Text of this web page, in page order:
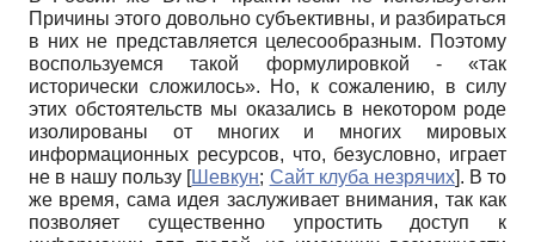
Причины этого довольно субъективны, и разбираться
в них не представляется целесообразным. Поэтому
воспользуемся такой формулировкой - «так
исторически сложилось». Но, к сожалению, в силу
этих обстоятельств мы оказались в некотором роде
изолированы от многих и многих мировых
информационных ресурсов, что, безусловно, играет
не в нашу пользу [Шевкун; Сайт клуба незрячих]. В то
же время, сама идея заслуживает внимания, так как
позволяет существенно упростить доступ к